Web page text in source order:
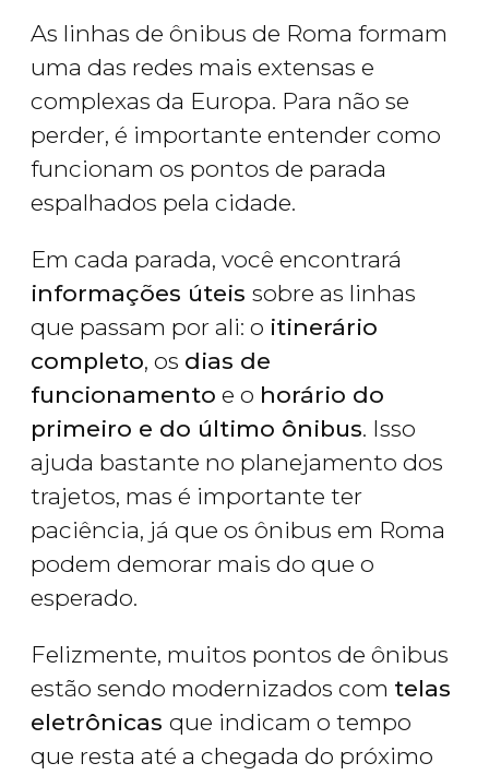
As linhas de ônibus de Roma formam
uma das redes mais extensas e
complexas da Europa. Para não se
perder, é importante entender como
funcionam os pontos de parada
espalhados pela cidade.
Em cada parada, você encontrará
informações úteis sobre as linhas
que passam por ali: o itinerário
completo, os dias de
funcionamento e o horário do
primeiro e do último ônibus. Isso
ajuda bastante no planejamento dos
trajetos, mas é importante ter
paciência, já que os ônibus em Roma
podem demorar mais do que o
esperado.
Felizmente, muitos pontos de ônibus
estão sendo modernizados com telas
eletrônicas que indicam o tempo
que resta até a chegada do próximo